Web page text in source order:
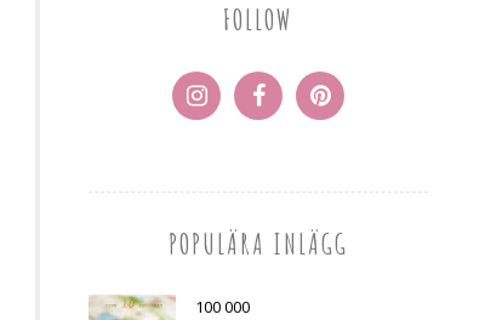
FOLLOW
POPULÄRA INLÄGG
100 000